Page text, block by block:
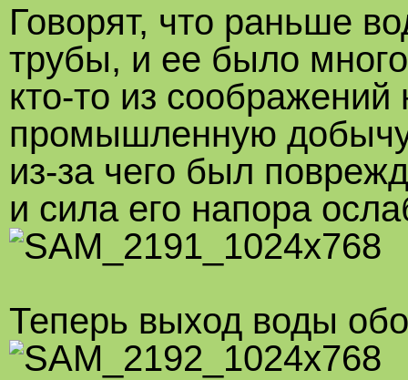
Говорят, что раньше
трубы, и ее было
кто-то из
промышленную
из-за чего был
и сила его напора
Теперь выход воды